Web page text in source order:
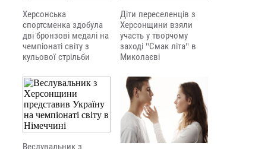
Херсонська
спортсменка здобула
дві бронзові медалі на
чемпіонаті світу з
кульової стрільби
Діти переселенців з
Херсонщини взяли
участь у творчому
заході "Смак літа" в
Миколаєві
Веслувальник з